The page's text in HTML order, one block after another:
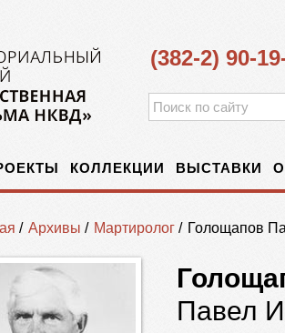
(382-2) 90-
КОЛЛЕКЦИИ ВЫСТАВКИ
/ Архивы / Мартиролог / Голощапов
Павел